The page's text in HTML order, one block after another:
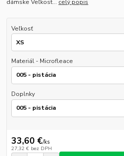
dámske Veľkost... celý popis
Veľkosť
Materiál - Microfleace
Doplnky
33,60 €/ks
27,32 € bez DPH